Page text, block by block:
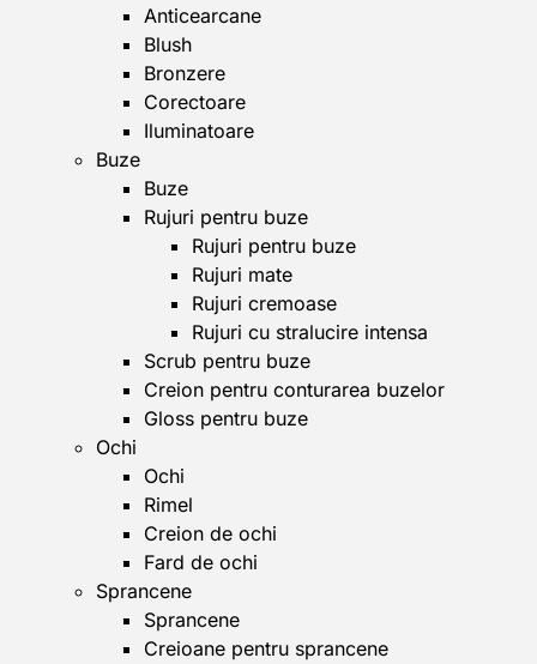
Anticearcane
Blush
Bronzere
Corectoare
Iluminatoare
Buze
Buze
Rujuri pentru buze
Rujuri pentru buze
Rujuri mate
Rujuri cremoase
Rujuri cu stralucire intensa
Scrub pentru buze
Creion pentru conturarea buzelor
Gloss pentru buze
Ochi
Ochi
Rimel
Creion de ochi
Fard de ochi
Sprancene
Sprancene
Creioane pentru sprancene